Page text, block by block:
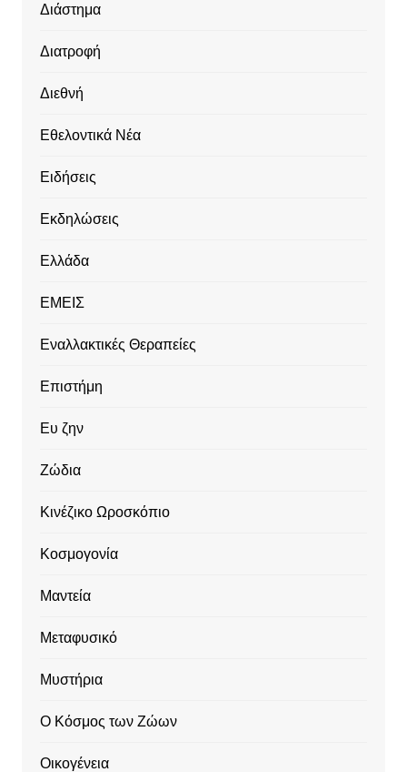
Διάστημα
Διατροφή
Διεθνή
Εθελοντικά Νέα
Ειδήσεις
Εκδηλώσεις
Ελλάδα
ΕΜΕΙΣ
Εναλλακτικές Θεραπείες
Επιστήμη
Ευ ζην
Ζώδια
Κινέζικο Ωροσκόπιο
Κοσμογονία
Μαντεία
Μεταφυσικό
Μυστήρια
Ο Κόσμος των Ζώων
Οικογένεια